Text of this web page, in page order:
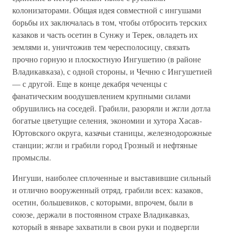
колонизаторами. Общая идея совместной с ингушами
борьбы их заключалась в том, чтобы отбросить терских
казаков и часть осетин в Сунжу и Терек, овладеть их
землями и, уничтожив тем чересполосицу, связать
прочно горную и плоскостную Ингушетию (в районе
Владикавказа), с одной стороны, и Чечню с Ингушетией
— с другой. Еще в конце декабря чеченцы с
фанатическим воодушевлением крупными силами
обрушились на соседей. Грабили, разоряли и жгли дотла
богатые цветущие селения, экономии и хутора Хасав-
Юртовского округа, казачьи станицы, железнодорожные
станции; жгли и грабили город Грозный и нефтяные
промыслы.
Ингуши, наиболее сплоченные и выставившие сильный
и отлично вооруженный отряд, грабили всех: казаков,
осетин, большевиков, с которыми, впрочем, были в
союзе, держали в постоянном страхе Владикавказ,
который в январе захватили в свои руки и подвергли